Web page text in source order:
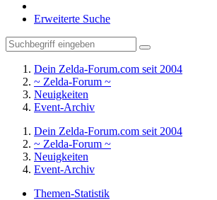
Erweiterte Suche
Dein Zelda-Forum.com seit 2004
~ Zelda-Forum ~
Neuigkeiten
Event-Archiv
Dein Zelda-Forum.com seit 2004
~ Zelda-Forum ~
Neuigkeiten
Event-Archiv
Themen-Statistik